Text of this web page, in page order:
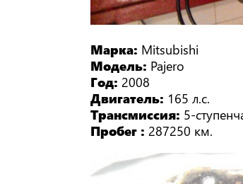
Марка: Mitsubishi
Модель: Pajero
Год: 2008
Двигатель: 165 л.с.
Трансмиссия: 5-
Пробег : 287250 км.